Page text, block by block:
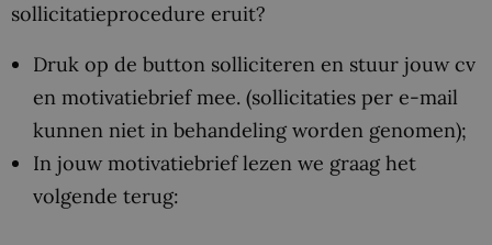
sollicitatieprocedure eruit?
Druk op de button solliciteren en stuur jouw cv
en motivatiebrief mee. (sollicitaties per e-mail
kunnen niet in behandeling worden genomen);
In jouw motivatiebrief lezen we graag het
volgende terug: